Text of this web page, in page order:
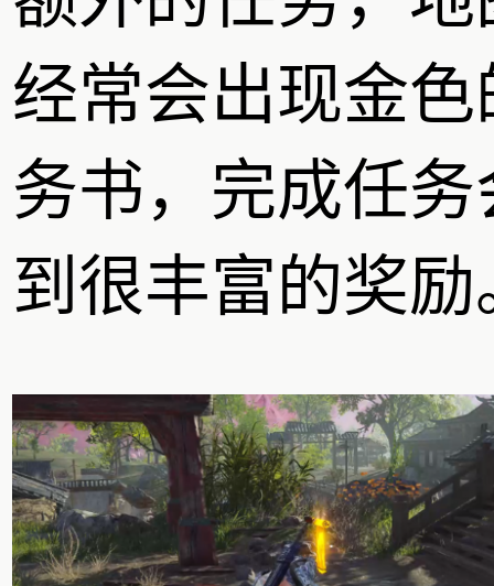
经常会出现金色
务书，完成任务
到很丰富的奖励